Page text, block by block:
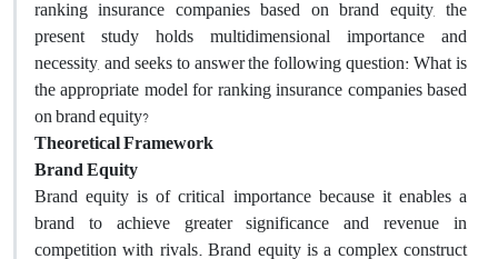
ranking insurance companies based on brand equity, the
present study holds multidimensional importance and
necessity, and seeks to answer the following question: What is
the appropriate model for ranking insurance companies based
on brand equity?
Theoretical Framework
Brand Equity
Brand equity is of critical importance because it enables a
brand to achieve greater significance and revenue in
competition with rivals. Brand equity is a complex construct